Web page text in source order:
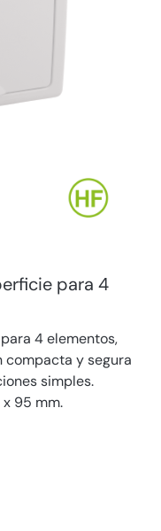
para 4
4 elementos,
compacta y segura
simples.
95 mm.